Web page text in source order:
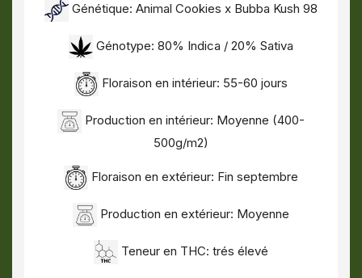
Génétique: Animal Cookies x Bubba Kush 98
Génotype: 80% Indica / 20% Sativa
Floraison en intérieur: 55-60 jours
Production en intérieur: Moyenne (400-
500g/m2)
Floraison en extérieur: Fin septembre
Production en extérieur: Moyenne
Teneur en THC: trés élevé